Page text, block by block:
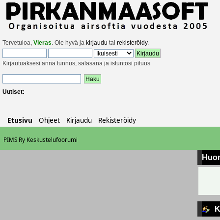
Tervetuloa, Vieras. Ole hyvä ja kirjaudu tai rekisteröidy.
Kirjautuaksesi anna tunnus, salasana ja istuntosi pituus
Uutiset:
Etusivu Ohjeet Kirjaudu Rekisteröidy
PIMS Ry Keskustelufoorumi